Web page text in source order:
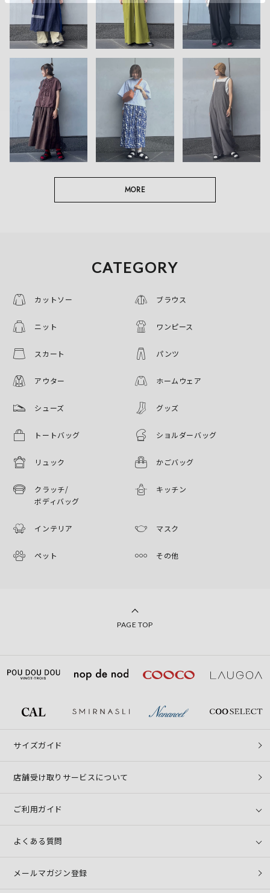
MORE
CATEGORY
カットソー ブラウス
ニット ワンピース
スカート パンツ
アウター ホームウェア
シューズ グッズ
トートバッグ ショルダーバッグ
リュック かごバッグ
クラッチ/
ボディバッグ
キッチン
インテリア マスク
ペット その他
PAGE TOP
サイズガイド
店舗受け取りサービスについて
ご利用ガイド
よくある質問
メールマガジン登録